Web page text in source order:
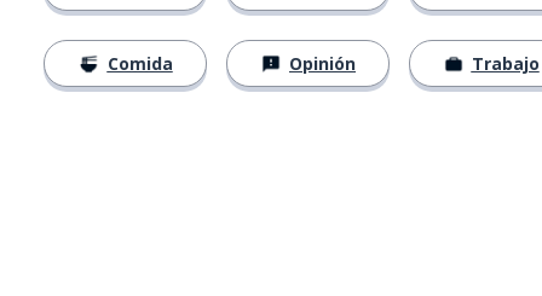
Comida Opinión Trabajo